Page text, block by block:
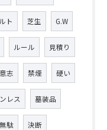
ト 芝生 G.W
ルール 見積り
意志 禁煙 硬い
レス 墓装品
無駄 決断